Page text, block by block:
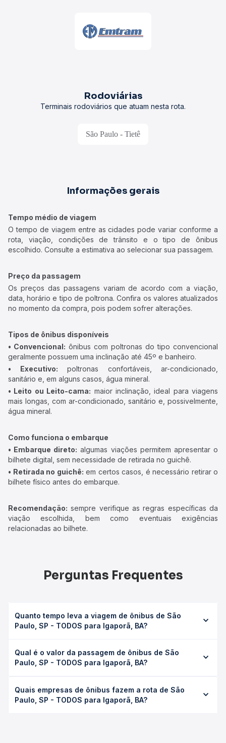
Rodoviárias
Terminais rodoviários que atuam nesta rota.
São Paulo - Tietê
Informações gerais
Tempo médio de viagem
O tempo de viagem entre as cidades pode variar conforme a
rota, viação, condições de trânsito e o tipo de ônibus
escolhido. Consulte a estimativa ao selecionar sua passagem.
Preço da passagem
Os preços das passagens variam de acordo com a viação,
data, horário e tipo de poltrona. Confira os valores atualizados
no momento da compra, pois podem sofrer alterações.
Tipos de ônibus disponíveis
• Convencional: ônibus com poltronas do tipo convencional
geralmente possuem uma inclinação até 45º e banheiro.
• Executivo: poltronas confortáveis, ar-condicionado,
sanitário e, em alguns casos, água mineral.
• Leito ou Leito-cama: maior inclinação, ideal para viagens
mais longas, com ar-condicionado, sanitário e, possivelmente,
água mineral.
Como funciona o embarque
• Embarque direto: algumas viações permitem apresentar o
bilhete digital, sem necessidade de retirada no guichê.
• Retirada no guichê: em certos casos, é necessário retirar o
bilhete físico antes do embarque.
Recomendação: sempre verifique as regras específicas da
viação escolhida, bem como eventuais exigências
relacionadas ao bilhete.
Perguntas Frequentes
Quanto tempo leva a viagem de ônibus de São
Paulo, SP - TODOS para Igaporã, BA?
Igaporã, BA leva em média 24h 30min, podendo variar
conforme a viação, o tipo de serviço (convencional,
duração exata de cada opção na data desejada.
Qual é o valor da passagem de ônibus de São
Paulo, SP - TODOS para Igaporã, BA?
TODOS para Igaporã, BA custa em média R$ 391,08 e
varia conforme a data da viagem, a empresa, o tipo de
Quais empresas de ônibus fazem a rota de São
Paulo, SP - TODOS para Igaporã, BA?